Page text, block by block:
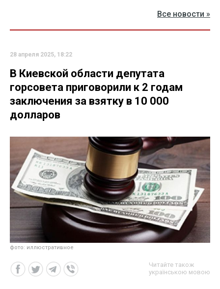
Все новости »
28 апреля 2025, 18:22
В Киевской области депутата
горсовета приговорили к 2 годам
заключения за взятку в 10 000
долларов
фото: иллюстративное
Читайте також
українською мовою